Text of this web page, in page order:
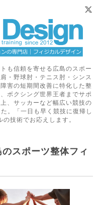
も信頼を寄せる広島のスポー
・野球肘・テニス肘・シンス
害の短期間改善に特化した整
ボクシング世界王者までサポ
、サッカーなど幅広い競技の
。「一日も早く競技に復帰し
技術でお応えします。
スポーツ整体フィ